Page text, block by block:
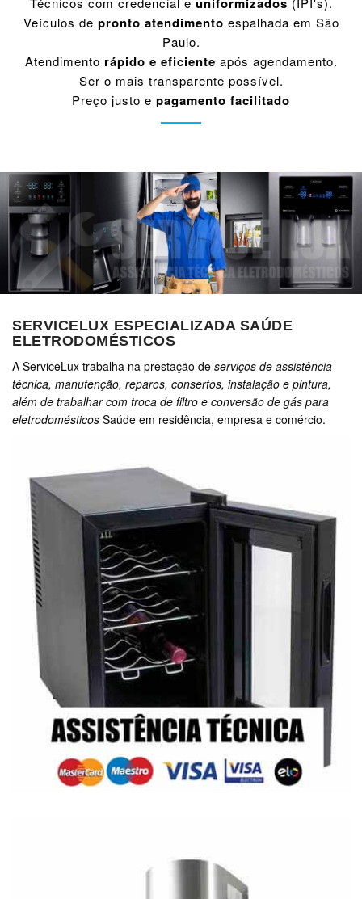
Veículos de pronto atendimento espalhada em São
Paulo.
Atendimento rápido e eficiente após agendamento.
Ser o mais transparente possível.
Preço justo e pagamento facilitado
SERVICELUX ESPECIALIZADA SAÚDE
ELETRODOMÉSTICOS
A ServiceLux trabalha na prestação de serviços de assistência
técnica, manutenção, reparos, consertos, instalação e pintura,
além de trabalhar com troca de filtro e conversão de gás para
eletrodomésticos Saúde em residência, empresa e comércio.